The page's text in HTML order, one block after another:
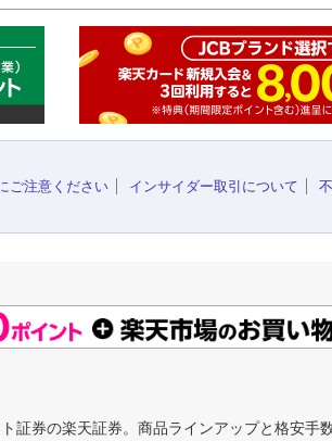
ご注意ください インサイダー取引について
券の楽天証券。商品ラインアップと格安